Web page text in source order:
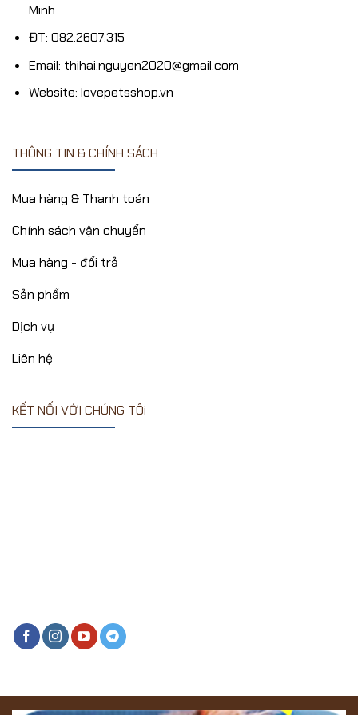
Minh
ĐT: 082.2607.315
Email: thihai.nguyen2020@gmail.com
Website: lovepetsshop.vn
THÔNG TIN & CHÍNH SÁCH
Mua hàng & Thanh toán
Chính sách vận chuyển
Mua hàng - đổi trả
Sản phẩm
Dịch vụ
Liên hệ
KẾT NỐI VỚI CHÚNG TÔi